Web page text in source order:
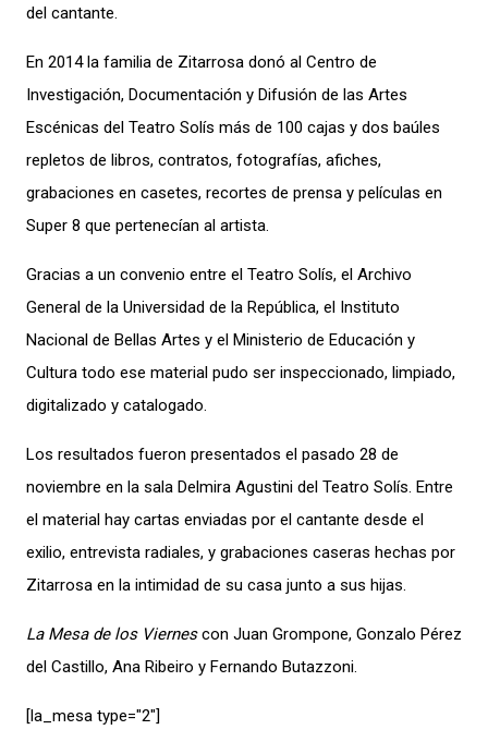
del cantante.
En 2014 la familia de Zitarrosa donó al Centro de
Investigación, Documentación y Difusión de las Artes
Escénicas del Teatro Solís más de 100 cajas y dos baúles
repletos de libros, contratos, fotografías, afiches,
grabaciones en casetes, recortes de prensa y películas en
Super 8 que pertenecían al artista.
Gracias a un convenio entre el Teatro Solís, el Archivo
General de la Universidad de la República, el Instituto
Nacional de Bellas Artes y el Ministerio de Educación y
Cultura todo ese material pudo ser inspeccionado, limpiado,
digitalizado y catalogado.
Los resultados fueron presentados el pasado 28 de
noviembre en la sala Delmira Agustini del Teatro Solís. Entre
el material hay cartas enviadas por el cantante desde el
exilio, entrevista radiales, y grabaciones caseras hechas por
Zitarrosa en la intimidad de su casa junto a sus hijas.
La Mesa de los Viernescon Juan Grompone, Gonzalo Pérez
del Castillo, Ana Ribeiro y Fernando Butazzoni.
[la_mesa type="2″]